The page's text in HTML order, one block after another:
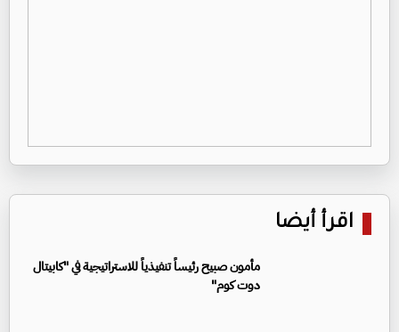
اقرأ أيضا
مأمون صبيح رئيساً تنفيذياً للاستراتيجية في "كابيتال
دوت كوم"